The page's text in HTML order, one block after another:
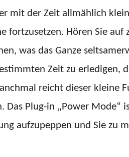
mit der Zeit allmählich
fortzusetzen. Hören Sie auf
was das Ganze
Zeit zu erledigen,
reicht dieser kleine
Das Plug-in „Power Mode“
aufzupeppen und Sie zu